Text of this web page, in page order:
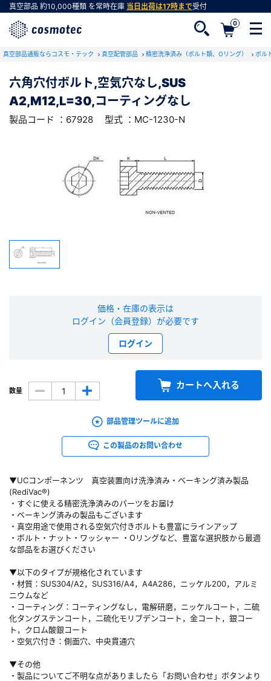
真空部品 約10,000種類 を常時在庫 当日出荷は17時まで受付
0
真空部品通販ならコスモ・テック 真空配管部品 精密洗浄済み（ボルト類、Oリング） ボル
六角穴付ボルト,空気穴なし,SUS
A2,M12,L=30,コーティングなし
製品コード ：67928 型式 ：MC-1230-N
▼UCコンポーネンツ 真空装置向け洗浄済み・ベーキング済み製品
(RediVac®)
・すぐに使える精密洗浄済みのパーツをお届け
・ベーキング済みの製品もございます
・真空用途で使用される空気穴付きボルトも豊富にラインアップ
・ボルト・ナット・ワッシャー ・Oリングなど、豊富な選択肢から最適
な部品をお選びください
▼以下のタイプが規格化されています
・材質：SUS304/A2，SUS316/A4，A4A286，ニッケル200，アルミ
ニウムなど
・コーティング：コーティングなし，電解研磨，ニッケルコート，二硫
化タングステンコート，二硫化モリブデンコート，金コート，銀コー
ト，クロム酸銀コート
・空気穴付き：側面穴、中央貫通穴
▼その他
・製品についてご不明な点がありましたら「お問い合わせ」ボタンより
価格・在庫の表示は
ログイン（会員登録）が必要です
ログイン
数量 カートへ入れる
部品管理ツールに追加
この製品のお問い合わせ
RoHS2適合報告書のダウンロード
下記製品のRoHS2適合報告書のダウンロードをします。
六角穴付ボルト,空気穴なし,SUS
A2,M12,L=30,コーティングなし
型式 ：MC-1230-N 製品コード ：67928
会社・学校・研究機関名 必須
会員登録がお済みでない方
会員登録をすれば、便利な機能がご利用いただけ
※新規会員登録をお申し込み頂いてから本登録となるまで、数日間かかる場合
があります。また当社の判断によりお断りする場合があります。
会員の方はこちら
※パスワードをお忘れの方は、
※メールアドレスを忘れた方は、 お問い合わせページ よりお問い合わせくださ